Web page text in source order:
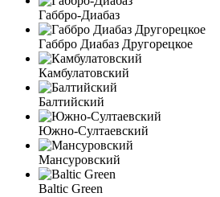
Габбро-Диабаз
Габбро Диабаз Другорецкое
Камбулатовский
Балтийский
Южно-Султаевский
Мансуровский
Baltic Green